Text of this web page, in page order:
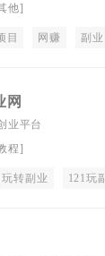
他]
目 网赚 副业
网
业平台
程]
玩转副业 121玩